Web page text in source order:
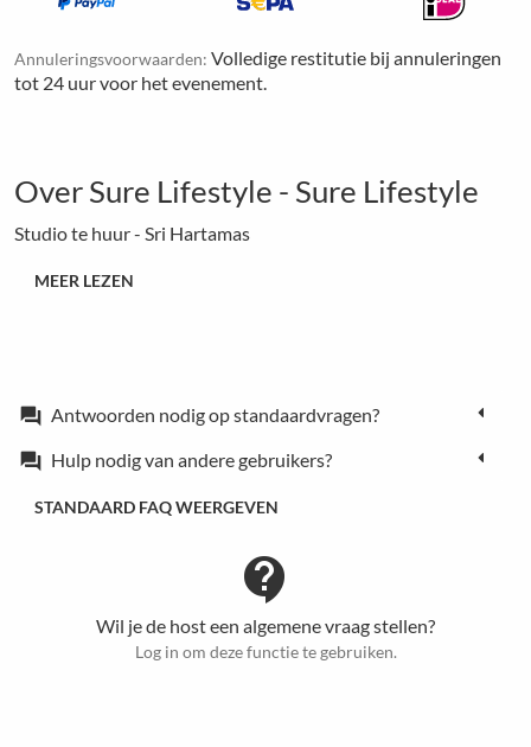
Annuleringsvoorwaarden: Volledige restitutie bij annuleringen
tot 24 uur voor het evenement.
Over Sure Lifestyle - Sure Lifestyle
Studio te huur - Sri Hartamas
MEER LEZEN
forum Antwoorden nodig op standaardvragen?
forum Hulp nodig van andere gebruikers?
STANDAARD FAQ WEERGEVEN
contact_support
Wil je de host een algemene vraag stellen?
Log in om deze functie te gebruiken.